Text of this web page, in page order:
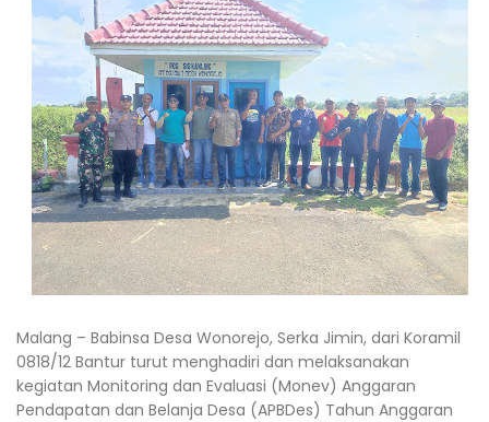
Malang – Babinsa Desa Wonorejo, Serka Jimin, dari Koramil
0818/12 Bantur turut menghadiri dan melaksanakan
kegiatan Monitoring dan Evaluasi (Monev) Anggaran
Pendapatan dan Belanja Desa (APBDes) Tahun Anggaran